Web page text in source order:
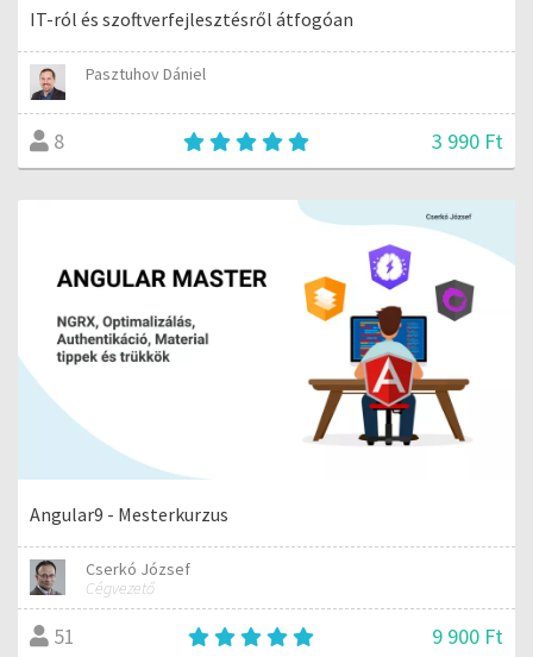
IT-ról és szoftverfejlesztésről átfogóan
Pasztuhov Dániel
8 3 990 Ft
Angular9 - Mesterkurzus
Cserkó József
Cégvezető
51 9 900 Ft